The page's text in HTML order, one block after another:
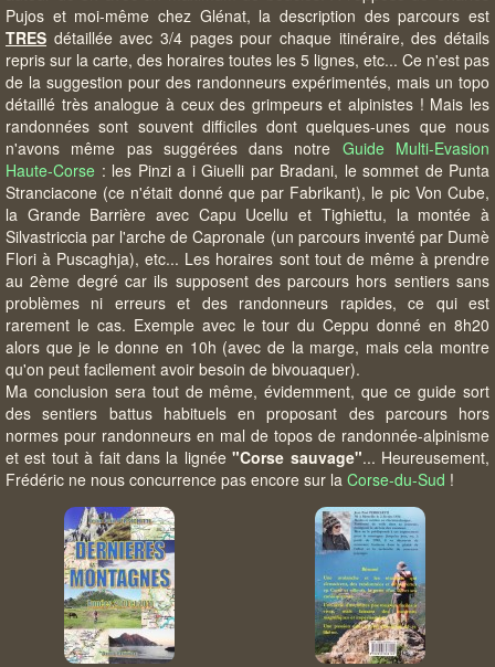
Pujos et moi-même chez Glénat, la description des parcours est
TRES détaillée avec 3/4 pages pour chaque itinéraire, des détails
repris sur la carte, des horaires toutes les 5 lignes, etc... Ce n'est pas
de la suggestion pour des randonneurs expérimentés, mais un topo
détaillé très analogue à ceux des grimpeurs et alpinistes ! Mais les
randonnées sont souvent difficiles dont quelques-unes que nous
n'avons même pas suggérées dans notre Guide Multi-Evasion
Haute-Corse : les Pinzi a i Giuelli par Bradani, le sommet de Punta
Stranciacone (ce n'était donné que par Fabrikant), le pic Von Cube,
la Grande Barrière avec Capu Ucellu et Tighiettu, la montée à
Silvastriccia par l'arche de Capronale (un parcours inventé par Dumè
Flori à Puscaghja), etc... Les horaires sont tout de même à prendre
au 2ème degré car ils supposent des parcours hors sentiers sans
problèmes ni erreurs et des randonneurs rapides, ce qui est
rarement le cas. Exemple avec le tour du Ceppu donné en 8h20
alors que je le donne en 10h (avec de la marge, mais cela montre
qu'on peut facilement avoir besoin de bivouaquer).
Ma conclusion sera tout de même, évidemment, que ce guide sort
des sentiers battus habituels en proposant des parcours hors
normes pour randonneurs en mal de topos de randonnée-alpinisme
et est tout à fait dans la lignée"Corse sauvage"... Heureusement,
Frédéric ne nous concurrence pas encore sur la Corse-du-Sud !